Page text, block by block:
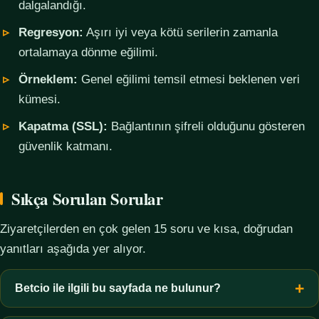
dalgalandığı.
Regresyon: Aşırı iyi veya kötü serilerin zamanla
ortalamaya dönme eğilimi.
Örneklem: Genel eğilimi temsil etmesi beklenen veri
kümesi.
Kapatma (SSL): Bağlantının şifreli olduğunu gösteren
güvenlik katmanı.
Sıkça Sorulan Sorular
Ziyaretçilerden en çok gelen 15 soru ve kısa, doğrudan
yanıtları aşağıda yer alıyor.
Betcio ile ilgili bu sayfada ne bulunur?
Bu sayfada yalnızca kavramsal bilgi, terim açıklamaları, veri